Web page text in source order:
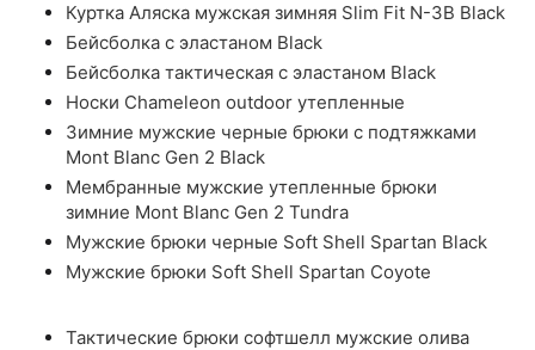
Куртка Аляска мужская зимняя Slim Fit N-3B Black
Бейсболка с эластаном Black
Бейсболка тактическая с эластаном Black
Носки Chameleon outdoor утепленные
Зимние мужские черные брюки с подтяжками
Mont Blanc Gen 2 Black
Мембранные мужские утепленные брюки
зимние Mont Blanc Gen 2 Tundra
Мужские брюки черные Soft Shell Spartan Black
Мужские брюки Soft Shell Spartan Coyote
Тактические брюки софтшелл мужские олива